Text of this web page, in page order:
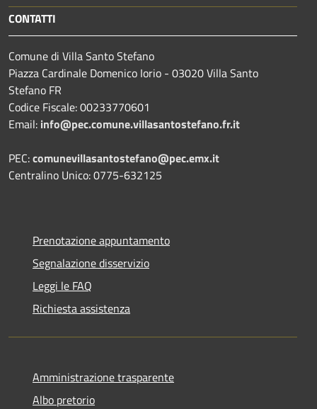
CONTATTI
Comune di Villa Santo Stefano
Piazza Cardinale Domenico Iorio - 03020 Villa Santo
Stefano FR
Codice Fiscale: 00233770601
Email: info@pec.comune.villasantostefano.fr.it
PEC:comunevillasantostefano@pec.emx.it
Centralino Unico: 0775-632125
Prenotazione appuntamento
Segnalazione disservizio
Leggi le FAQ
Richiesta assistenza
Amministrazione trasparente
Albo pretorio